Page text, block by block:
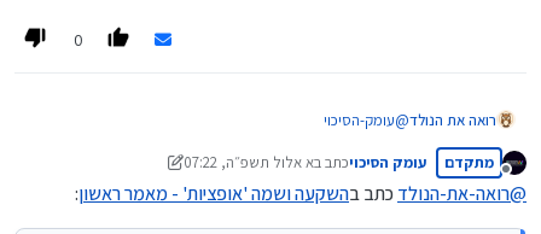
לסיום, אציין. להשקעה באופציות יש יתרונות ברורים ומרובים:
לגנוב ממך. רק אתה שולט על הכסף.
[ג] אפשר למשוך את הכסף מתי שרוצים, גם באמצע התקופה.
ולקבל את הרווחים שיש בחשבון, נכון לאותו יום.
0
רואה את הנולד@עומק-הסיכוי
מנותק
מתקדם עומק הסיכויכתב בא אלול תשפ״ה, 07:22
נערך לאחרונה על ידי עומק הסיכוי
@רואה-את-הנולדכתב בהשקעה ושמה 'אופציות' - מאמר ראשון: